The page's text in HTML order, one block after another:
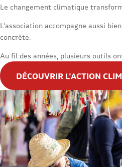
Le changement climatique
L’association accompagne aussi
concrète.
Au fil des années, plusieurs outils
DÉCOUVRIR L'ACTION